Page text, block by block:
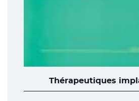
Thérapeutiques